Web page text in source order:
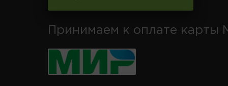
Принимаем к оплате карты